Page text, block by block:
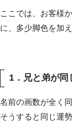
ここでは、お客様
に、多少脚色を加
1．兄と弟が同
名前の画数が全く同
そうすると同じ運